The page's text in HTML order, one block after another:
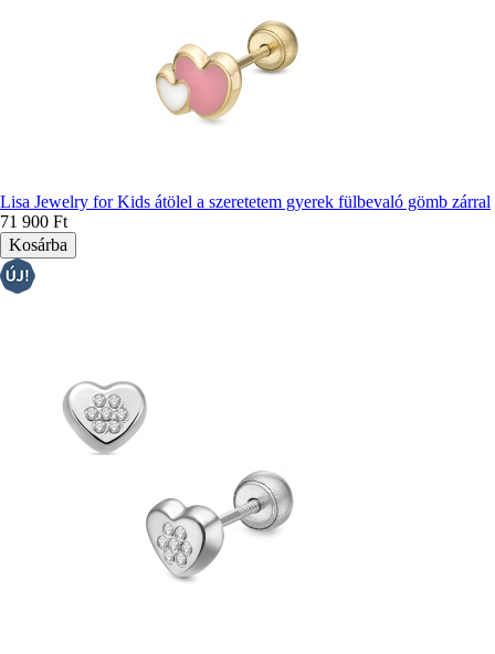
Lisa Jewelry for Kids átölel a szeretetem gyerek fülbevaló gömb zárral
71 900 Ft